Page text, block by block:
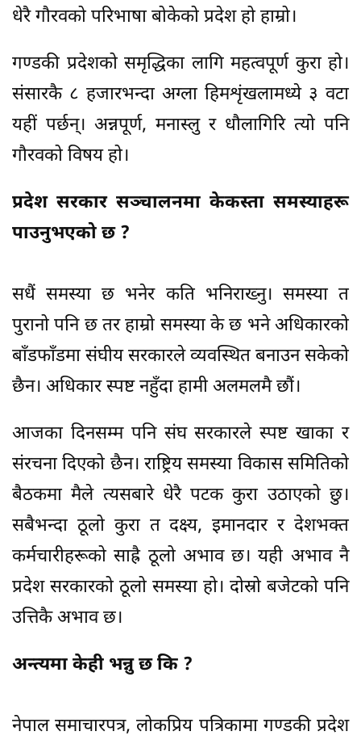
धेरै गौरवको परिभाषा बोकेको प्रदेश हो हाम्रो।
गण्डकी प्रदेशको समृद्धिका लागि महत्वपूर्ण कुरा हो।
संसारकै ८ हजारभन्दा अग्ला हिमशृंखलामध्ये ३ वटा
यहीं पर्छन्। अन्नपूर्ण, मनास्लु र धौलागिरि त्यो पनि
गौरवको विषय हो।
प्रदेश सरकार सञ्चालनमा केकस्ता समस्याहरू
पाउनुभएको छ ?
सधैं समस्या छ भनेर कति भनिराख्नु। समस्या त
पुरानो पनि छ तर हाम्रो समस्या के छ भने अधिकारको
बाँडफाँडमा संघीय सरकारले व्यवस्थित बनाउन सकेको
छैन। अधिकार स्पष्ट नहुँदा हामी अलमलमै छौं।
आजका दिनसम्म पनि संघ सरकारले स्पष्ट खाका र
संरचना दिएको छैन। राष्ट्रिय समस्या विकास समितिको
बैठकमा मैले त्यसबारे धेरै पटक कुरा उठाएको छु।
सबैभन्दा ठूलो कुरा त दक्ष्य, इमानदार र देशभक्त
कर्मचारीहरूको साह्रै ठूलो अभाव छ। यही अभाव नै
प्रदेश सरकारको ठूलो समस्या हो। दोस्रो बजेटको पनि
उत्तिकै अभाव छ।
अन्त्यमा केही भन्नु छ कि ?
नेपाल समाचारपत्र, लोकप्रिय पत्रिकामा गण्डकी प्रदेश